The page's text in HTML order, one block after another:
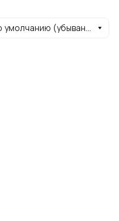
По умолчанию (убывание)